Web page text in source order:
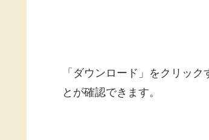
「ダウンロード」をクリッ
とが確認できます。